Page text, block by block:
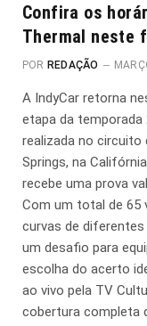
Confira os
Thermal neste
POR REDAÇÃO
A IndyCar retorna
etapa da temporada
realizada no circuito
Springs, na
recebe uma prova
Com um total de 65
curvas de
um desafio para
escolha do acerto
ao vivo pela TV
cobertura completa